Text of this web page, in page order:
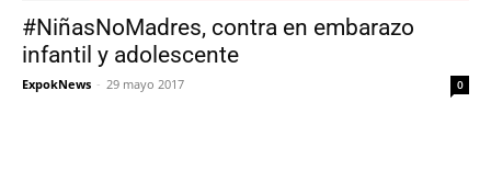
#NiñasNoMadres, contra en embarazo
infantil y adolescente
ExpokNews - 29 mayo 2017 0